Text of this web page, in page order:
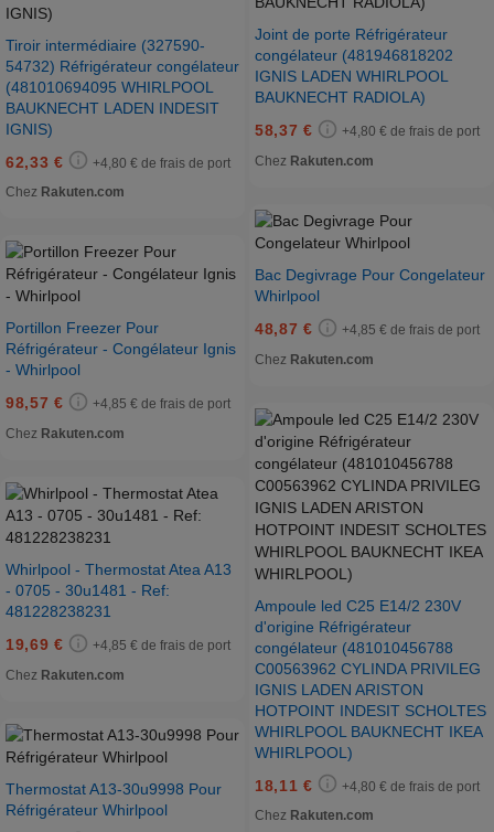
Tiroir intermédiaire (327590-
54732) Réfrigérateur congélateur
(481010694095 WHIRLPOOL
BAUKNECHT LADEN INDESIT
IGNIS)
62,33 €
+4,80 € de frais de port
Chez Rakuten.com
Portillon Freezer Pour
Réfrigérateur - Congélateur Ignis
- Whirlpool
98,57 €
+4,85 € de frais de port
Chez Rakuten.com
Whirlpool - Thermostat Atea A13
- 0705 - 30u1481 - Ref:
481228238231
19,69 €
+4,85 € de frais de port
Chez Rakuten.com
Thermostat A13-30u9998 Pour
Réfrigérateur Whirlpool
Joint de porte Réfrigérateur
congélateur (481946818202
IGNIS LADEN WHIRLPOOL
BAUKNECHT RADIOLA)
58,37 €
+4,80 € de frais de port
Chez Rakuten.com
Bac Degivrage Pour Congelateur
Whirlpool
48,87 €
+4,85 € de frais de port
Chez Rakuten.com
Ampoule led C25 E14/2 230V
d'origine Réfrigérateur
congélateur (481010456788
C00563962 CYLINDA PRIVILEG
IGNIS LADEN ARISTON
HOTPOINT INDESIT SCHOLTES
WHIRLPOOL BAUKNECHT IKEA
WHIRLPOOL)
18,11 €
+4,80 € de frais de port
Chez Rakuten.com